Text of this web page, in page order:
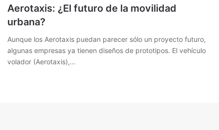
Aerotaxis: ¿El futuro de la movilidad
urbana?
Aunque los Aerotaxis puedan parecer sólo un proyecto futuro,
algunas empresas ya tienen diseños de prototipos. El vehículo
volador (Aerotaxis),…